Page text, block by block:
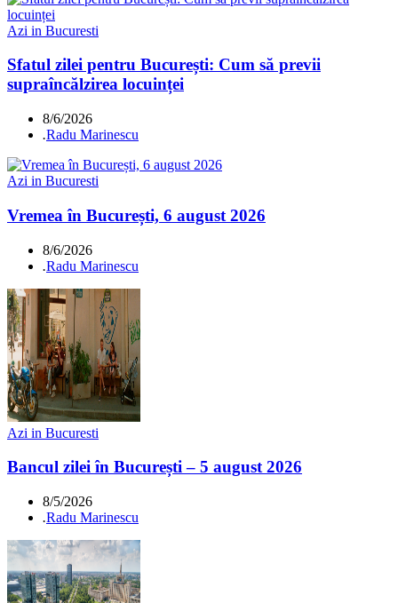
Azi in Bucuresti
Sfatul zilei pentru București: Cum să previi
supraîncălzirea locuinței
8/6/2026
.Radu Marinescu
Azi in Bucuresti
Vremea în București, 6 august 2026
8/6/2026
.Radu Marinescu
Azi in Bucuresti
Bancul zilei în București – 5 august 2026
8/5/2026
.Radu Marinescu